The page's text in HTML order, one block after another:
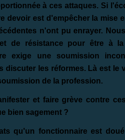
à ces attaques. Si
devoir est d'empêcher la mise
n'ont pu enrayer.
de résistance pour être à
exige une soumission
discuter les réformes. Là est le
de la profession.
et faire grève contre
bien sagement ?
qu'un fonctionnaire est